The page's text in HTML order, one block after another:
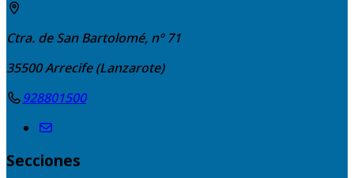
Ctra. de San Bartolomé, nº 71
35500Arrecife (Lanzarote)
928801500
Secciones